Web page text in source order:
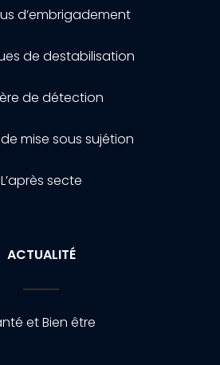
d’embrigadement
de destabilisation
de détection
mise sous sujétion
L’après secte
ACTUALITÉ
et Bien être